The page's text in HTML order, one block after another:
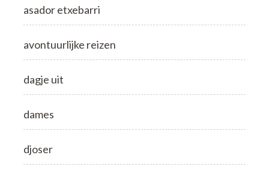
asador etxebarri
avontuurlijke reizen
dagje uit
dames
djoser